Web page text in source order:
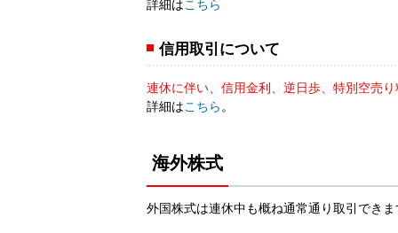
詳細はこちら
信用取引について
連休に伴い、信用金利、逆日歩、特別空売
詳細はこちら 。
海外株式
外国株式は連休中も概ね通常通り取引でき